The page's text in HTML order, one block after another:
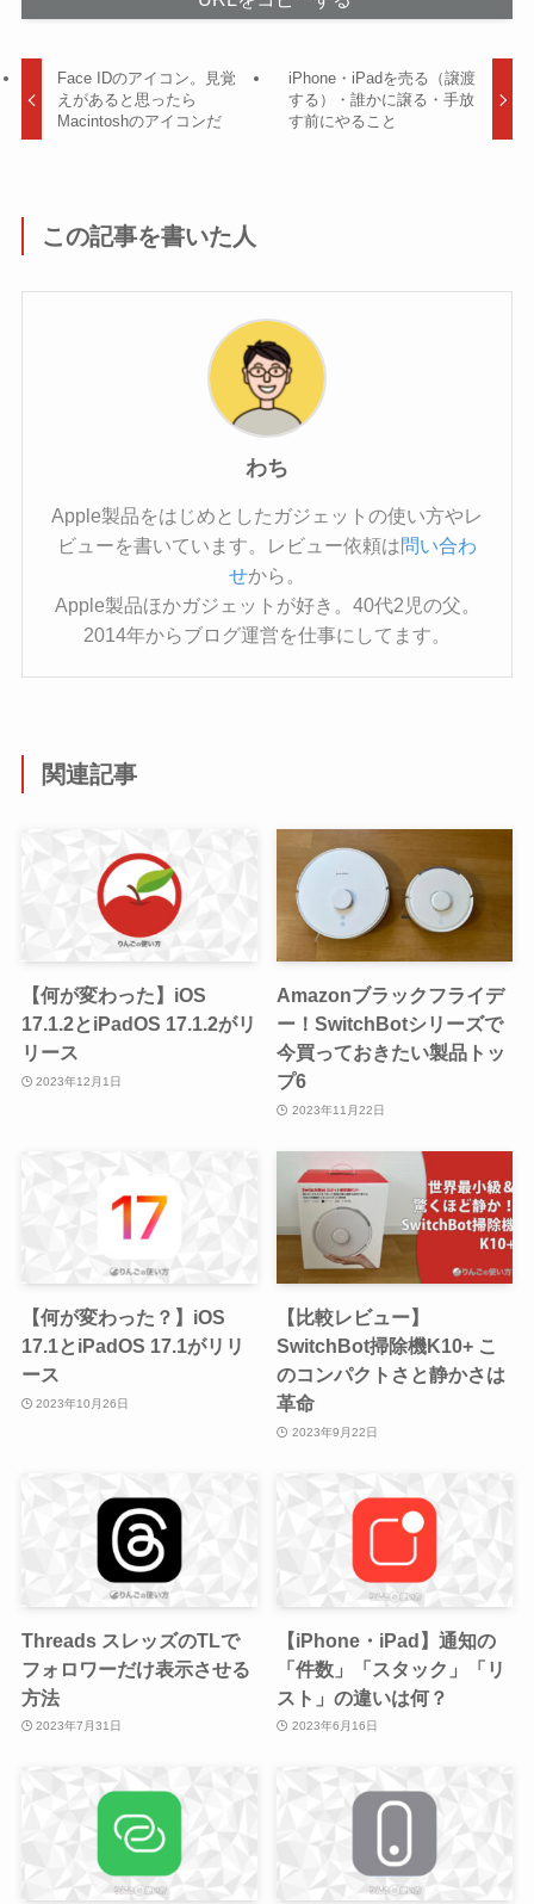
Face IDのアイコン。見覚
えがあると思ったら
Macintoshのアイコンだ
iPhone・iPadを売る（譲渡
する）・誰かに譲る・手放
す前にやること
この記事を書いた人
わち
Apple製品をはじめとしたガジェットの使い方やレ
ビューを書いています。レビュー依頼は問い合わ
せから。
Apple製品ほかガジェットが好き。40代2児の父。
2014年からブログ運営を仕事にしてます。
関連記事
【何が変わった】iOS
17.1.2とiPadOS 17.1.2がリ
リース
2023年12月1日
Amazonブラックフライデ
ー！SwitchBotシリーズで
今買っておきたい製品トッ
プ6
2023年11月22日
【何が変わった？】iOS
17.1とiPadOS 17.1がリリ
ース
2023年10月26日
【比較レビュー】
SwitchBot掃除機K10+ こ
のコンパクトさと静かさは
革命
2023年9月22日
Threads スレッズのTLで
フォロワーだけ表示させる
方法
2023年7月31日
【iPhone・iPad】通知の
「件数」「スタック」「リ
スト」の違いは何？
2023年6月16日